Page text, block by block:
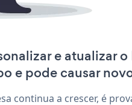
e atualizar
e pode causar
continua a crescer, é